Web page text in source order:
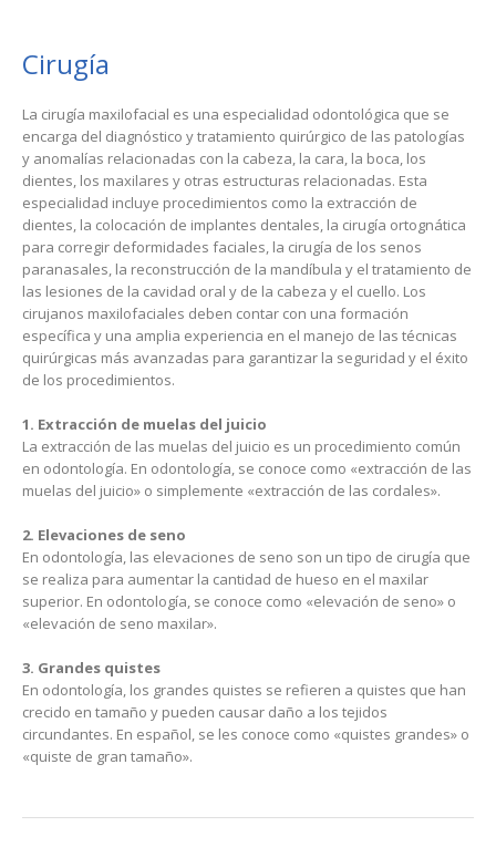
Cirugía
La cirugía maxilofacial es una especialidad odontológica que se
encarga del diagnóstico y tratamiento quirúrgico de las patologías
y anomalías relacionadas con la cabeza, la cara, la boca, los
dientes, los maxilares y otras estructuras relacionadas. Esta
especialidad incluye procedimientos como la extracción de
dientes, la colocación de implantes dentales, la cirugía ortognática
para corregir deformidades faciales, la cirugía de los senos
paranasales, la reconstrucción de la mandíbula y el tratamiento de
las lesiones de la cavidad oral y de la cabeza y el cuello. Los
cirujanos maxilofaciales deben contar con una formación
específica y una amplia experiencia en el manejo de las técnicas
quirúrgicas más avanzadas para garantizar la seguridad y el éxito
de los procedimientos.
1. Extracción de muelas del juicio
La extracción de las muelas del juicio es un procedimiento común
en odontología. En odontología, se conoce como «extracción de las
muelas del juicio» o simplemente «extracción de las cordales».
2. Elevaciones de seno
En odontología, las elevaciones de seno son un tipo de cirugía que
se realiza para aumentar la cantidad de hueso en el maxilar
superior. En odontología, se conoce como «elevación de seno» o
«elevación de seno maxilar».
3. Grandes quistes
En odontología, los grandes quistes se refieren a quistes que han
crecido en tamaño y pueden causar daño a los tejidos
circundantes. En español, se les conoce como «quistes grandes» o
«quiste de gran tamaño».